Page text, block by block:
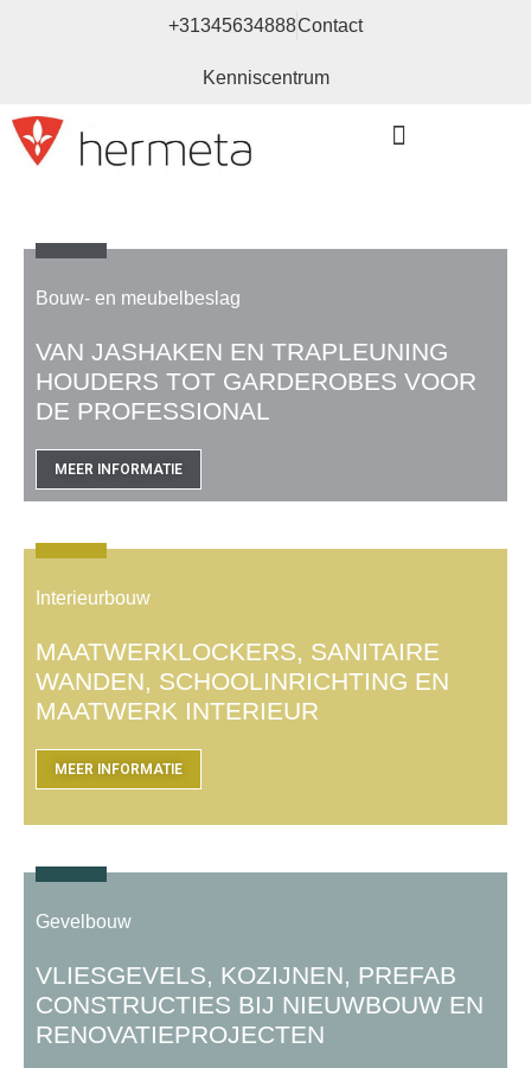
+31345634888Contact
Kenniscentrum
Bouw- en meubelbeslag
VAN JASHAKEN EN TRAPLEUNING
HOUDERS TOT GARDEROBES VOOR
DE PROFESSIONAL
MEER INFORMATIE
Interieurbouw
MAATWERKLOCKERS, SANITAIRE
WANDEN, SCHOOLINRICHTING EN
MAATWERK INTERIEUR
MEER INFORMATIE
Gevelbouw
VLIESGEVELS, KOZIJNEN, PREFAB
CONSTRUCTIES BIJ NIEUWBOUW EN
RENOVATIEPROJECTEN